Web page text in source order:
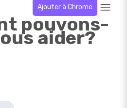
Ajouter à Chrome
pouvons-
aider?